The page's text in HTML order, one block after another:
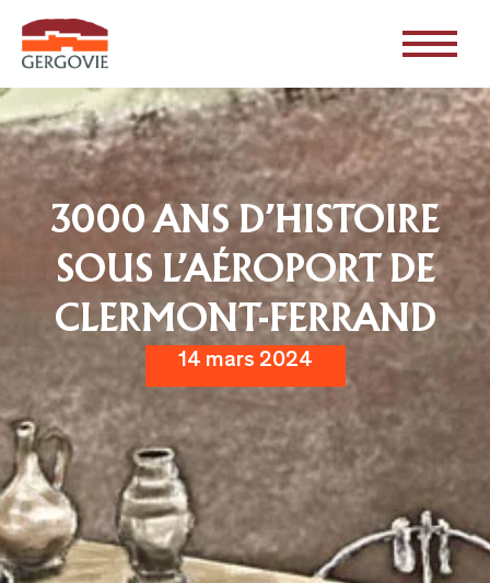
3000 ANS D’HISTOIRE
SOUS L’AÉROPORT DE
CLERMONT-FERRAND
14 mars 2024